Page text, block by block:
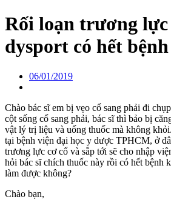
Rối loạn trương lực
dysport có hết
06/01/2019
Chào bác sĩ em bị vẹo cổ sang phải đi
cột sống cổ sang phải, bác sĩ thì bảo bị
vật lý trị liệu và uống thuốc mà không
tại bệnh viện đại học y dược TPHCM, ở
trương lực cơ cổ và sắp tới sẽ cho nhập
hỏi bác sĩ chích thuốc này rồi có hết bệnh
làm được không?
Chào bạn,